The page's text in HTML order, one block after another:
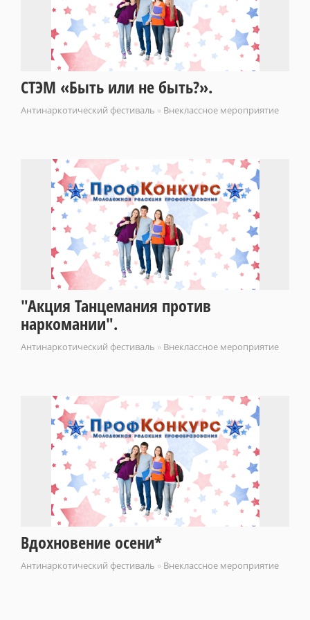
СТЭМ «Быть или не быть?».
Антинаркотический фестиваль » Внеклассное мероприятие
"Акция Танцемания против
наркомании".
Антинаркотический фестиваль » Внеклассное мероприятие
Вдохновение осени*
Антинаркотический фестиваль » Внеклассное мероприятие